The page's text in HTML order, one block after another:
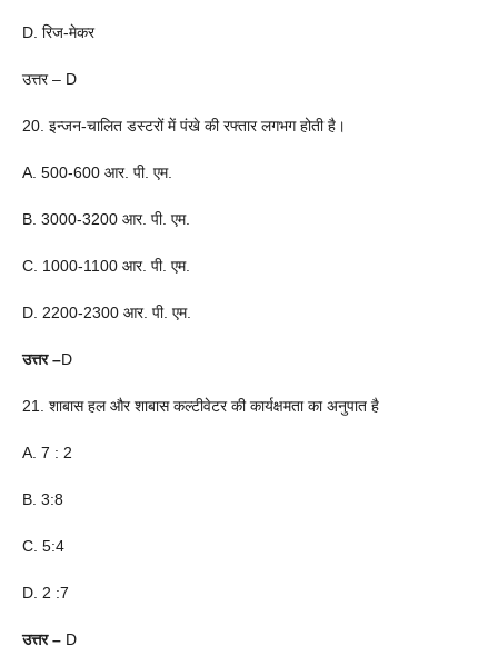
D. रिज-मेकर
उत्तर – D
20. इन्जन-चालित डस्टरों में पंखे की रफ्तार लगभग होती है।
A. 500-600 आर. पी. एम.
B. 3000-3200 आर. पी. एम.
C. 1000-1100 आर. पी. एम.
D. 2200-2300 आर. पी. एम.
उत्तर –D
21. शाबास हल और शाबास कल्टीवेटर की कार्यक्षमता का अनुपात है
A. 7 : 2
B. 3:8
C. 5:4
D. 2 :7
उत्तर – D